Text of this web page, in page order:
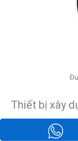
Thiết bị xây
xích, Con lăn,